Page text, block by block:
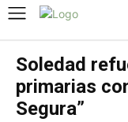
Soledad
primarias
Segura”